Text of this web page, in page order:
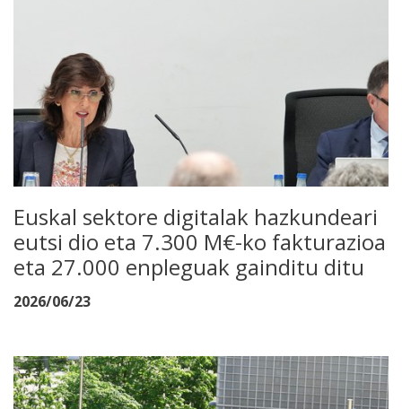
Euskal sektore digitalak hazkundeari
eutsi dio eta 7.300 M€-ko fakturazioa
eta 27.000 enpleguak gainditu ditu
2026/06/23